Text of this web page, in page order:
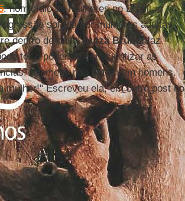
: homicídio de mulheres no Brasil, o
sofrida por mulheres adultas.
dentro de casa.Luiza Brunetfaz
ter o poder de conscientizar as
"Homens não batem em homens.
mulher!" Escreveu ela, em outro post no